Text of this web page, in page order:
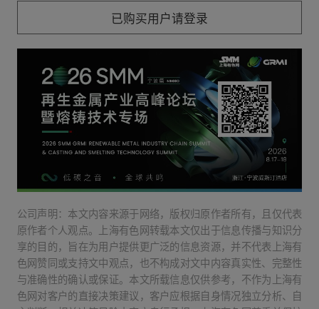
已购买用户请登录
公司声明：本文内容来源于网络，版权归原作者所有，且仅代表
原作者个人观点。上海有色网转载本文仅出于信息传播与知识分
享的目的，旨在为用户提供更广泛的信息资源，并不代表上海有
色网赞同或支持文中观点，也不构成对文中内容真实性、完整性
与准确性的确认或保证。本文所载信息仅供参考，不作为上海有
色网对客户的直接决策建议，客户应根据自身情况独立分析、自